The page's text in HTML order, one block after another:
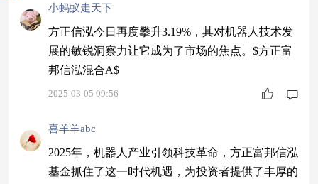
议息声明相比，今次内容的变化很少。同样，美国
联储局主席鲍威尔
小蚂蚁走天下
方正信泓今日再度攀升3.19%，其对机器人技术发
展的敏锐洞察力让它成为了市场的焦点。$方正富
邦信泓混合A$
2025-03-05 09:56
喜羊羊abc
2025年，机器人产业引领科技革命，方正富邦信泓
基金抓住了这一时代机遇，为投资者提供了丰厚的